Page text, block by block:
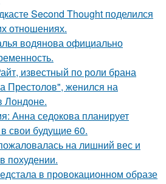
Second Thought поделился
отношениях.
водянова официально
известный по роли брана
Престолов", женился на
Лондоне.
Анна седокова планирует
свои будущие 60.
на лишний вес и
похудении.
в провокационном образе